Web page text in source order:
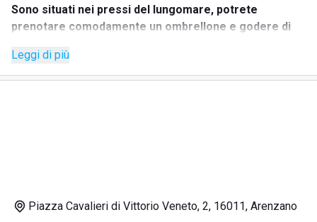
Sono situati nei pressi del lungomare, potrete
prenotare comodamente un ombrellone e godere di
I Bagni Europa godono inoltre di un servizio bar e
ristorante, mediante i quali potrete dissetarvi e
Leggi di più
Piazza Cavalieri di Vittorio Veneto, 2, 16011, Arenzano